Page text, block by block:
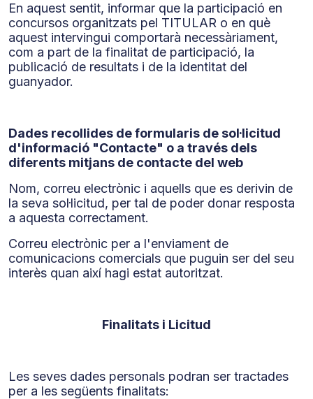
En aquest sentit, informar que la participació en
concursos organitzats pel TITULAR o en què
aquest intervingui comportarà necessàriament,
com a part de la finalitat de participació, la
publicació de resultats i de la identitat del
guanyador.
Dades recollides de formularis de sol·licitud
d'informació "Contacte" o a través dels
diferents mitjans de contacte del web
Nom, correu electrònic i aquells que es derivin de
la seva sol·licitud, per tal de poder donar resposta
a aquesta correctament.
Correu electrònic per a l'enviament de
comunicacions comercials que puguin ser del seu
interès quan així hagi estat autoritzat.
Finalitats i Licitud
Les seves dades personals podran ser tractades
per a les següents finalitats: